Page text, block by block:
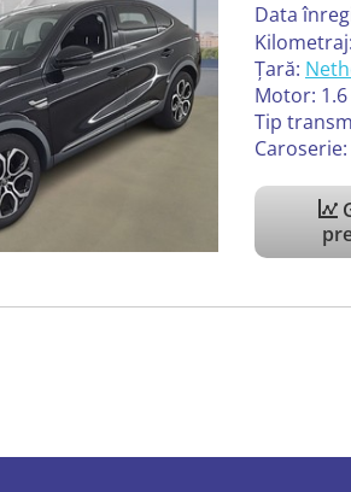
Data
Țară:
Motor:
Tip
Caroserie: